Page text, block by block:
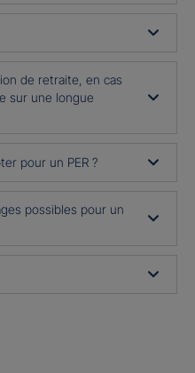
de retraite, en cas
sur une longue
pour un PER ?
possibles pour un